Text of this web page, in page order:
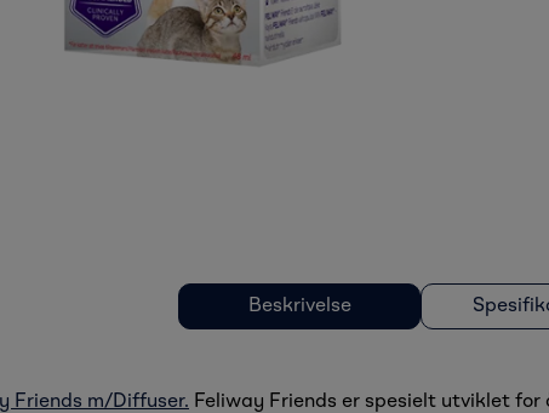
Beskrivelse
Friends m/Diffuser. Feliway Friends er spesielt utviklet